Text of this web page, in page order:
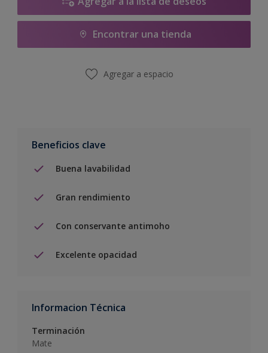
Encontrar una tienda
Agregar a espacio
Beneficios clave
Buena lavabilidad
Gran rendimiento
Con conservante antimoho
Excelente opacidad
Informacion Técnica
Terminación
Mate